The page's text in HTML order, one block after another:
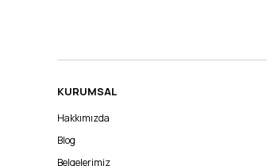
KURUMSAL
Hakkımızda
Blog
Belgelerimiz